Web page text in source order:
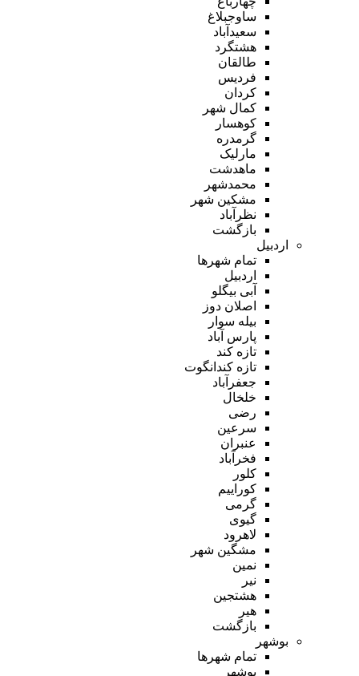
ساوجبلاغ
سعیدآباد
هشتگرد
طالقان
فردیس
کردان
کمال شهر
کوهسار
گرمدره
مارلیک
ماهدشت
محمدشهر
مشکین شهر
نظرآباد
بازگشت
اردبیل
تمام شهر‌ها
اردبیل
آبی بیگلو
اصلان دوز
بیله سوار
پارس آباد
تازه کند
تازه کندانگوت
جعفرآباد
خلخال
رضی
سرعین
عنبران
فخرآباد
کلور
کوراییم
گرمی
گیوی
لاهرود
مشگین شهر
نمین
نیر
هشتجین
هیر
بازگشت
بوشهر
تمام شهر‌ها
بوشهر